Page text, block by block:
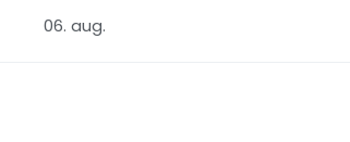
06. aug.